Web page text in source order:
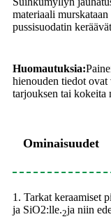
materiaali
pussisuodatin
Huomautuksia:
hienouden tiedot
tarjouksen tai kokeita
Ominaisuudet
1. Tarkat keraamiset
ja SiO2:lle.2ja niin